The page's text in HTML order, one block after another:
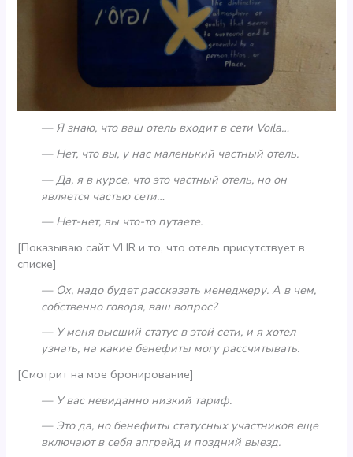
— Я знаю, что ваш отель входит в сети Voila…
— Нет, что вы, у нас маленький частный отель.
— Да, я в курсе, что это частный отель, но он
является частью сети…
— Нет-нет, вы что-то путаете.
[Показываю сайт VHR и то, что отель присутствует в
списке]
— Ох, надо будет рассказать менеджеру. А в чем,
собственно говоря, ваш вопрос?
— У меня высший статус в этой сети, и я хотел
узнать, на какие бенефиты могу рассчитывать.
[Смотрит на мое бронирование]
— У вас невиданно низкий тариф.
— Это да, но бенефиты статусных участников еще
включают в себя апгрейд и поздний выезд.